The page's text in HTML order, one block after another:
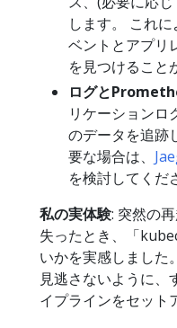
します。 これ
ベントとアプリ
を見つけること
ログと
リケーションロ
のデータを追跡
要な場合は、
を検討してくだ
私の実体験: 突然の
失ったとき、「
いかを実感しました
見逃さないように、
イプラインをセット